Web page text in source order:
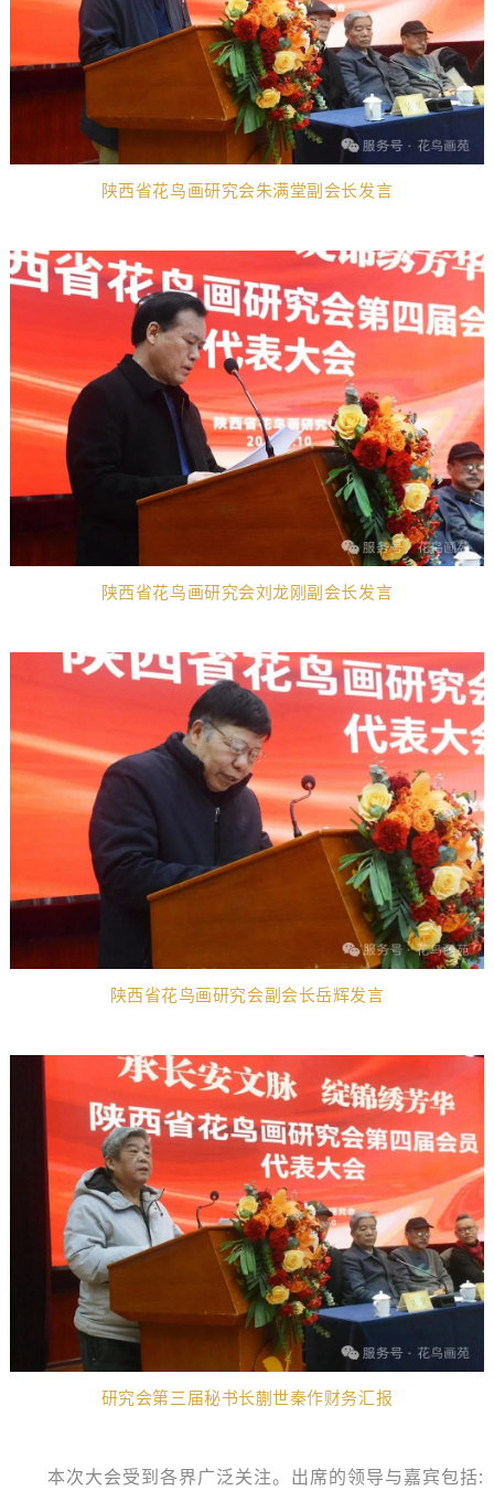
陕西省花鸟画研究会朱满堂副会长发言
陕西省花鸟画研究会刘龙刚副会长发言
陕西省花鸟画研究会副会长岳辉发言
研究会第三届秘书长蒯世秦作财务汇报
本次大会受到各界广泛关注。出席的领导与嘉宾包括: